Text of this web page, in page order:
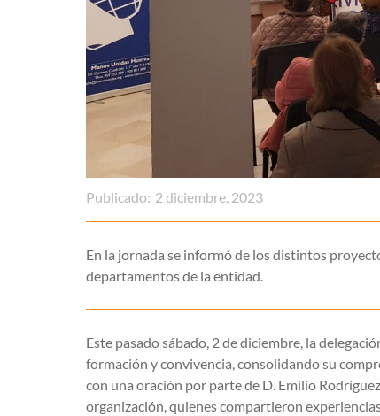
Publicado: 2 diciembre, 2023
En la jornada se informó de los distintos
departamentos de la entidad.
Este pasado sábado, 2 de diciembre, la
formación y convivencia, consolidando su
con una oración por parte de D. Emilio
organización, quienes compartieron